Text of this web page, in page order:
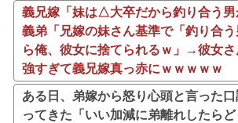
義兄嫁「妹は△大卒だから釣り合う男
義弟「兄嫁の妹さん基準で「釣り合
ら俺、彼女に捨てられるｗ」→彼女
強すぎて義兄嫁真っ赤にｗｗｗｗｗ
ある日、弟嫁から怒り心頭と言った
ってきた「いい加減に弟離れしたらど